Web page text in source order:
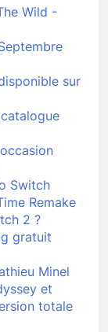
Wild -
sur
Switch
Remake
2 ?
gratuit
Minel
et
totale